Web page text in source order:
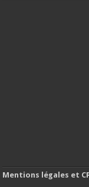
Mentions légales et